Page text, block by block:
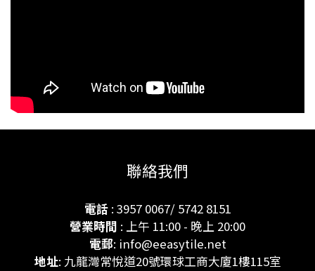
聯絡我們
電話: 3957 0067/ 5742 8151
營業時間 : 上午 11:00 - 晚上 20:00
電郵: info@eeasytile.net
地址: 九龍灣常悅道20號環球工商大廈1樓115室